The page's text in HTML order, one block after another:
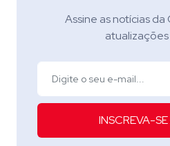
Assine as notícias
atualizações
INSCREVA-